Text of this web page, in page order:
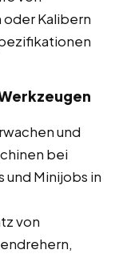
Kalibern
und
bei
Minijobs in
von